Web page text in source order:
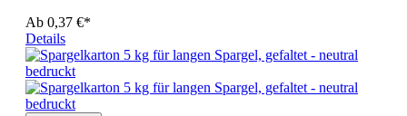
Ab 0,37 €*
Details